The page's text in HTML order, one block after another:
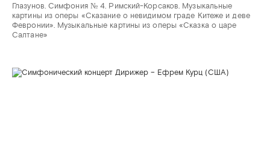
Глазунов. Симфония № 4. Римский-Корсаков. Музыкальные
картины из оперы «Сказание о невидимом граде Китеже и деве
Февронии». Музыкальные картины из оперы «Сказка о царе
Салтане»